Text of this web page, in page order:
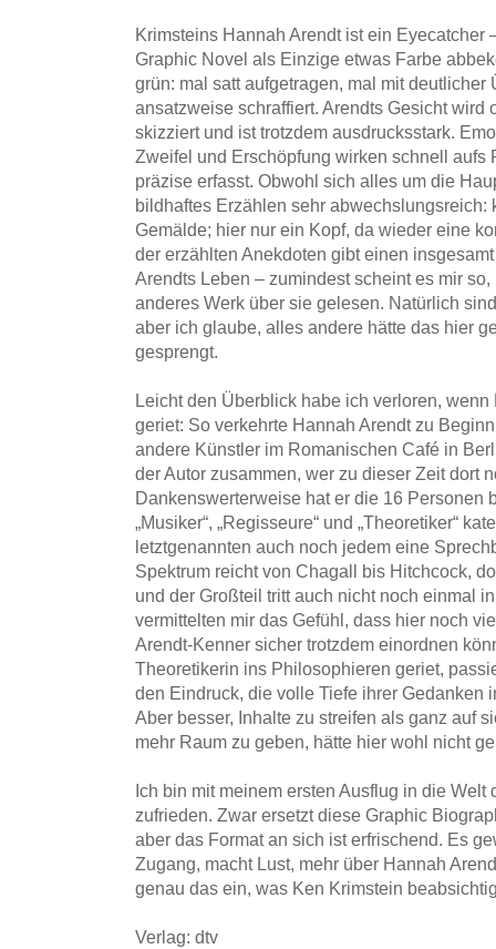
Krimsteins Hannah Arendt ist ein
Graphic Novel als Einzige etwas Farbe
grün: mal satt aufgetragen, mal mit
ansatzweise schraffiert. Arendts Gesicht wird
skizziert und ist trotzdem ausdrucksstark.
Zweifel und Erschöpfung wirken schnell aufs
präzise erfasst. Obwohl sich alles um die
bildhaftes Erzählen sehr abwechslungsreich:
Gemälde; hier nur ein Kopf, da wieder eine
der erzählten Anekdoten gibt einen
Arendts Leben – zumindest scheint es mir
anderes Werk über sie gelesen. Natürlich
aber ich glaube, alles andere hätte das hier
gesprengt.
Leicht den Überblick habe ich verloren,
geriet: So verkehrte Hannah Arendt zu
andere Künstler im Romanischen Café in
der Autor zusammen, wer zu dieser Zeit dort
Dankenswerterweise hat er die 16 Personen
„Musiker“, „Regisseure“ und „Theoretiker“
letztgenannten auch noch jedem eine
Spektrum reicht von Chagall bis Hitchcock,
und der Großteil tritt auch nicht noch einmal
vermittelten mir das Gefühl, dass hier noch
Arendt-Kenner sicher trotzdem einordnen
Theoretikerin ins Philosophieren geriet,
den Eindruck, die volle Tiefe ihrer Gedanken
Aber besser, Inhalte zu streifen als ganz auf
mehr Raum zu geben, hätte hier wohl nicht
Ich bin mit meinem ersten Ausflug in die Welt
zufrieden. Zwar ersetzt diese Graphic
aber das Format an sich ist erfrischend. Es
Zugang, macht Lust, mehr über Hannah
genau das ein, was Ken Krimstein
Verlag: dtv